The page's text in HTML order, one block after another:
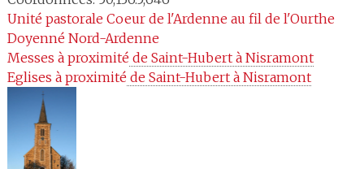
Unité pastorale Coeur de l'Ardenne au fil de l'Ourthe
Doyenné Nord-Ardenne
Messes à proximité de Saint-Hubert à Nisramont
Eglises à proximité de Saint-Hubert à Nisramont